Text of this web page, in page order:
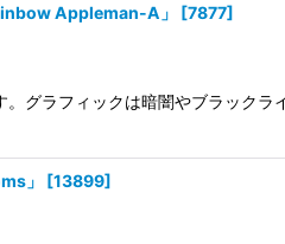
Appleman-A」 [7877]
。グラフィックは暗闇やブラック
」 [13899]